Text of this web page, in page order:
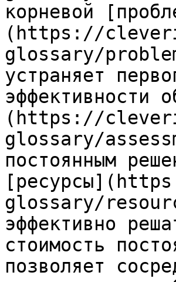
корневой
(https://
glossary/
устраняет
эффективности
(https://
glossary/
постоянным
glossary/
эффективно
стоимость
позволяет